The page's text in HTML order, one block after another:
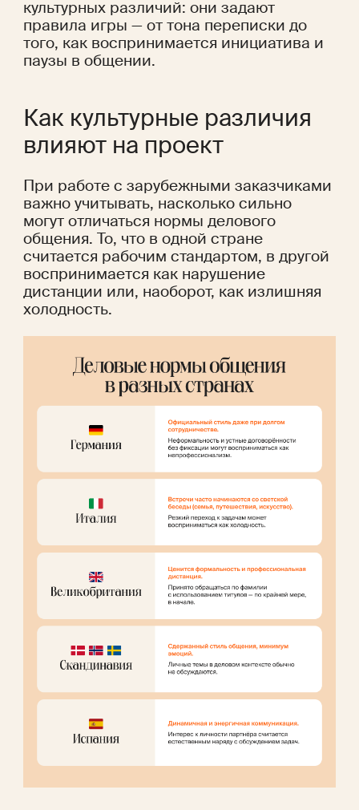
культурных различий: они задают
правила игры — от тона переписки до
того, как воспринимается инициатива и
паузы в общении.
Как культурные различия
влияют на проект
При работе с зарубежными заказчиками
важно учитывать, насколько сильно
могут отличаться нормы делового
общения. То, что в одной стране
считается рабочим стандартом, в другой
воспринимается как нарушение
дистанции или, наоборот, как излишняя
холодность.